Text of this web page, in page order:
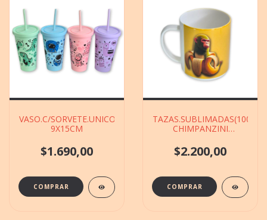
VASO.C/SORVETE.UNICORNIO(7597)VS.COLORES
9X15CM
$1.690,00
TAZAS.SUBLIMADAS(1000.1)
CHIMPANZINI
VS.MODELOS DE
9X10CM
$2.200,00